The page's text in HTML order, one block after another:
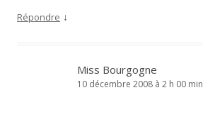
Répondre ↓
Miss Bourgogne
10 décembre 2008 à 2 h 00 min